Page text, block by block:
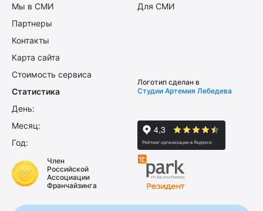
Мы в СМИ
Партнеры
Контакты
Карта сайта
Стоимость сервиса
Для СМИ
Статистика
День:
Месяц:
Год:
Логотип сделан в
Студии Артемия Лебедева
Член
Российской
Ассоциации
Франчайзинга